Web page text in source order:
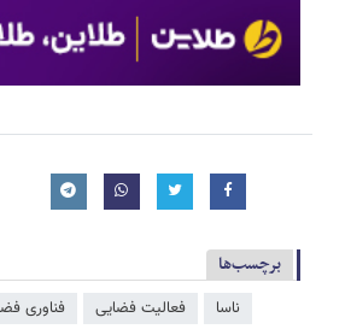
برچسب‌ها
ناسا فعالیت فضایی فناوری